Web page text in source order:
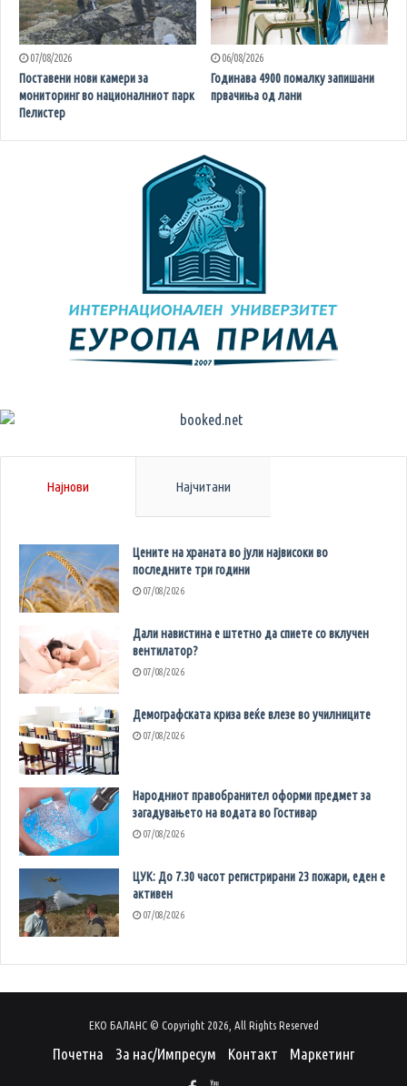
07/08/2026
Поставени нови камери за
мониторинг во националниот парк
Пелистер
06/08/2026
Годинава 4900 помалку запишани
првачиња од лани
Најнови Најчитани
Цените на храната во јули највисоки во
последните три години
07/08/2026
Дали навистина е штетно да спиете со вклучен
вентилатор?
07/08/2026
Демографската криза веќе влезе во училниците
07/08/2026
Народниот правобранител оформи предмет за
загадувањето на водата во Гостивар
07/08/2026
ЦУК: До 7.30 часот регистрирани 23 пожари, еден е
активен
07/08/2026
ЕКО БАЛАНС © Copyright 2026, All Rights Reserved
Почетна За нас/Импресум Контакт Маркетинг